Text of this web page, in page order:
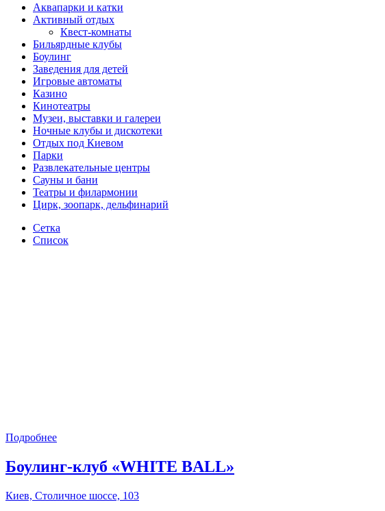
Аквапарки и катки
Активный отдых
Квест-комнаты
Бильярдные клубы
Боулинг
Заведения для детей
Игровые автоматы
Казино
Кинотеатры
Музеи, выставки и галереи
Ночные клубы и дискотеки
Отдых под Киевом
Парки
Развлекательные центры
Сауны и бани
Театры и филармонии
Цирк, зоопарк, дельфинарий
Сетка
Список
Подробнее
Боулинг-клуб «WHITE BALL»
Киев, Столичное шоссе, 103